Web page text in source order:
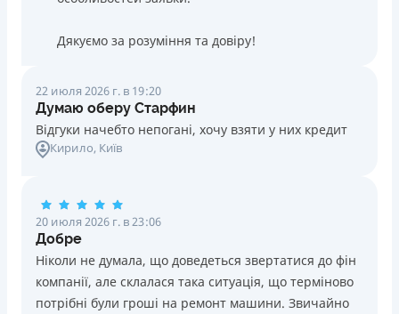
Дякуємо за розуміння та довіру!
22 июля 2026 г. в 19:20
Думаю оберу Старфин
Відгуки начебто непогані, хочу взяти у них кредит
Кирило, Київ
20 июля 2026 г. в 23:06
Добре
Ніколи не думала, що доведеться звертатися до фін
компанії, але склалася така ситуація, що терміново
потрібні були гроші на ремонт машини. Звичайно